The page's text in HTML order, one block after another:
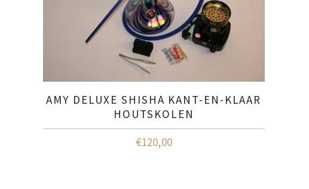
AMY DELUXE SHISHA KANT-EN-KLAAR
HOUTSKOLEN
€120,00